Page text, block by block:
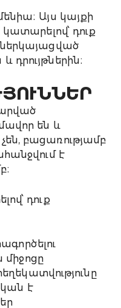
Այս կայքի
կատարելով՝ դուք
են և
բացառությամբ
է
դուք
է